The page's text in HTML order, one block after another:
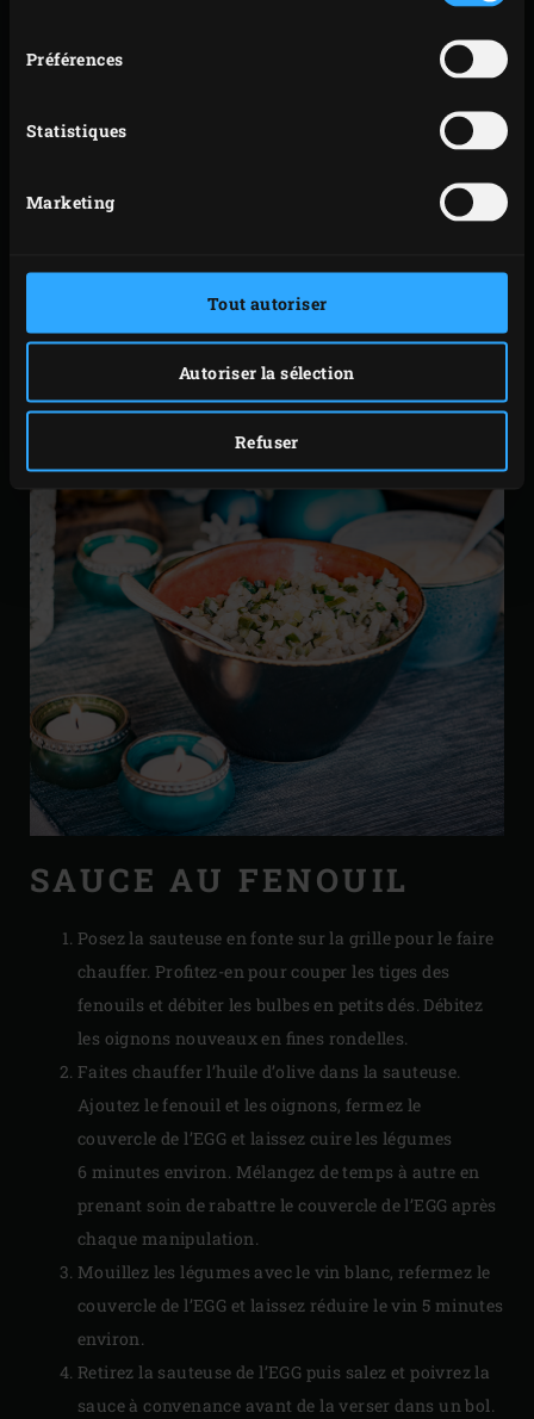
Préférences
Statistiques
Marketing
Tout autoriser
Autoriser la sélection
Refuser
couvercle de l’EGG et faites cuire les échalotes
translucides.
l’EGG. Dans un joli ramequin, mélangez les
échalotes au safran avec la mayonnaise et la crème
Laissez refroidir la sauce et conservez-la couverte
SAUCE AU FENOUIL
Posez la sauteuse en fonte sur la grille pour le faire
chauffer. Profitez-en pour couper les tiges des
fenouils et débiter les bulbes en petits dés. Débitez
les oignons nouveaux en fines rondelles.
Faites chauffer l’huile d’olive dans la sauteuse.
Ajoutez le fenouil et les oignons, fermez le
couvercle de l’EGG et laissez cuire les légumes
6 minutes environ. Mélangez de temps à autre en
prenant soin de rabattre le couvercle de l’EGG après
chaque manipulation.
Mouillez les légumes avec le vin blanc, refermez le
couvercle de l’EGG et laissez réduire le vin 5 minutes
environ.
Retirez la sauteuse de l’EGG puis salez et poivrez la
sauce à convenance avant de la verser dans un bol.